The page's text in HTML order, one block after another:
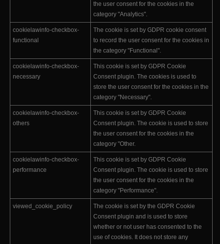
the user consent for the cookies in the
category "Analytics".
cookielawinfo-checkbox-
functional
The cookie is set by GDPR cookie consent
to record the user consent for the cookies in
the category "Functional".
cookielawinfo-checkbox-
necessary
This cookie is set by GDPR Cookie
Consent plugin. The cookies is used to
store the user consent for the cookies in the
category "Necessary".
cookielawinfo-checkbox-
others
This cookie is set by GDPR Cookie
Consent plugin. The cookie is used to store
the user consent for the cookies in the
category "Other.
cookielawinfo-checkbox-
performance
This cookie is set by GDPR Cookie
Consent plugin. The cookie is used to store
the user consent for the cookies in the
category "Performance".
viewed_cookie_policy
The cookie is set by the GDPR Cookie
Consent plugin and is used to store
whether or not user has consented to the
use of cookies. It does not store any